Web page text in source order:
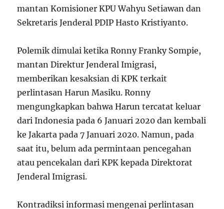
mantan Komisioner KPU Wahyu Setiawan dan
Sekretaris Jenderal PDIP Hasto Kristiyanto.
Polemik dimulai ketika Ronny Franky Sompie,
mantan Direktur Jenderal Imigrasi,
memberikan kesaksian di KPK terkait
perlintasan Harun Masiku. Ronny
mengungkapkan bahwa Harun tercatat keluar
dari Indonesia pada 6 Januari 2020 dan kembali
ke Jakarta pada 7 Januari 2020. Namun, pada
saat itu, belum ada permintaan pencegahan
atau pencekalan dari KPK kepada Direktorat
Jenderal Imigrasi.
Kontradiksi informasi mengenai perlintasan